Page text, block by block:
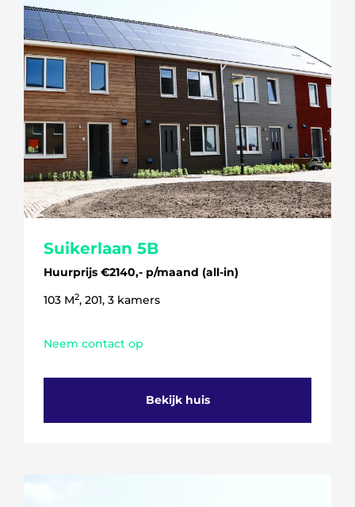
Suikerlaan 5B
Huurprijs €2140,- p/maand (all-in)
103 M2, 201, 3 kamers
Neem contact op
Bekijk huis